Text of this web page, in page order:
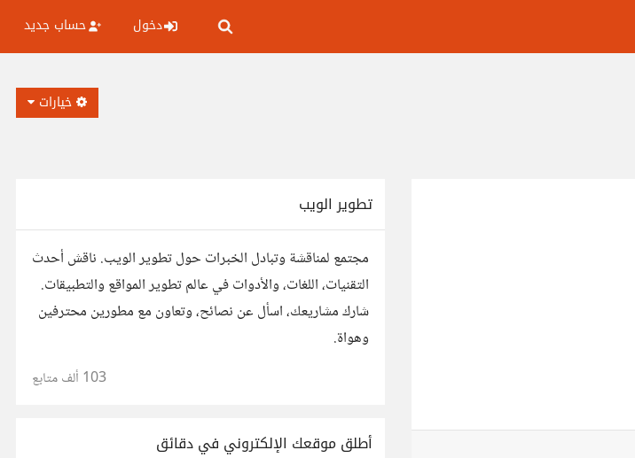
دخول حساب جديد
خيارات
تطوير الويب
مجتمع لمناقشة وتبادل الخبرات حول تطوير الويب. ناقش أحدث
التقنيات، اللغات، والأدوات في عالم تطوير المواقع والتطبيقات.
شارك مشاريعك، اسأل عن نصائح، وتعاون مع مطورين محترفين
وهواة.
103 ألف متابع
أطلق موقعك الإلكتروني في دقائق